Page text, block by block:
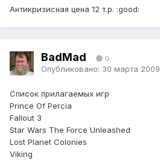
Антикризисная цена 12 т.р. :good:
BadMad 0
Опубликовано: 30 марта 2009
Список прилагаемых игр
Prince Of Percia
Fallout 3
Star Wars The Force Unleashed
Lost Planet Colonies
Viking